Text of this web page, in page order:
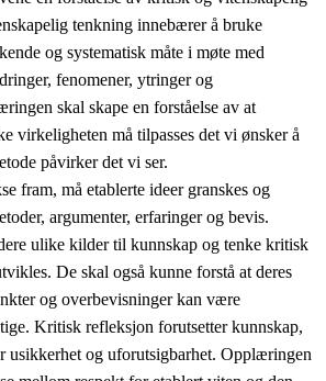
verdigrunnlag
mangfold
og etisk bevissthet
engasjement og utforskertrang
og miljøbevissthet
medvirkning
tenkning innebærer å bruke
og systematisk måte i møte med
fenomener, ytringer og
skal skape en forståelse av at
virkeligheten må tilpasses det vi ønsker å
påvirker det vi ser.
fram, må etablerte ideer granskes og
argumenter, erfaringer og bevis.
ulike kilder til kunnskap og tenke kritisk
De skal også kunne forstå at deres
og overbevisninger kan være
Kritisk refleksjon forutsetter kunnskap,
usikkerhet og uforutsigbarhet. Opplæringen